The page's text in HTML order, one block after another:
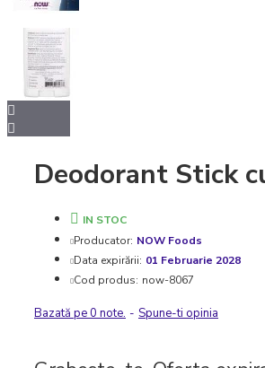
Deodorant Stick
IN STOC
Producator: NOW Foods
Data expirării: 01 Februarie 2028
Cod produs: now-8067
Bazată pe 0 note. - Spune-ti opinia